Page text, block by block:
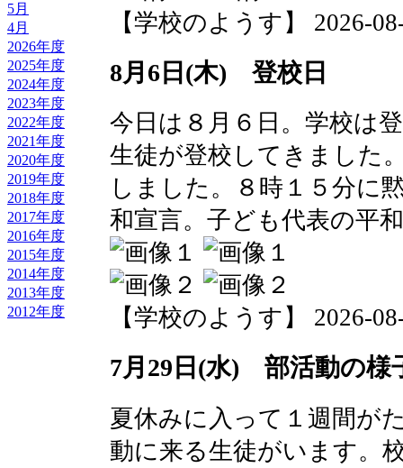
5月
4月
2026年度
2025年度
2024年度
2023年度
2022年度
2021年度
2020年度
2019年度
2018年度
2017年度
2016年度
2015年度
2014年度
2013年度
2012年度
【学校のようす】 2026-
8月6日(木) 登校日
今日は８月６日。学校は
生徒が登校してきました
しました。８時１５分に
和宣言。子ども代表の平
【学校のようす】 2026-
7月29日(水) 部活動の様
夏休みに入って１週間が
動に来る生徒がいます。